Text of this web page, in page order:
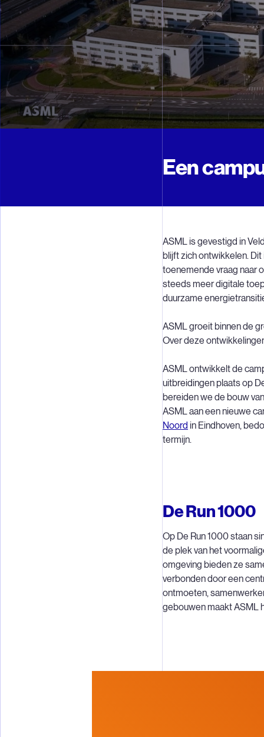
Een
ASML is gevestigd in
blijft zich ontwikkelen.
toenemende vraag naar
steeds meer digitale
duurzame
ASML groeit binnen de
Over deze
ASML ontwikkelt de
uitbreidingen plaats op
bereiden we de bouw
ASML aan een nieuwe
Noord in Eindhoven,
termijn.
De Run 1000
Op De Run 1000 staan
de plek van het
omgeving bieden ze
verbonden door een
ontmoeten,
gebouwen maakt ASML